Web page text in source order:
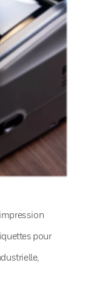
pour